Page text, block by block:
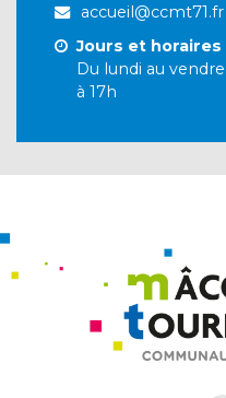
accueil@ccmt71.fr
Jours et
Du lundi au
à 17h